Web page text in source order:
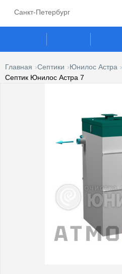
Санкт-Петербург
ГАЗГОЛЬДЕРЫ
ГАЗОВЫЕ
КЕСОНЫ
Главная Септики Юнилос Астра
Септик Юнилос Астра 7